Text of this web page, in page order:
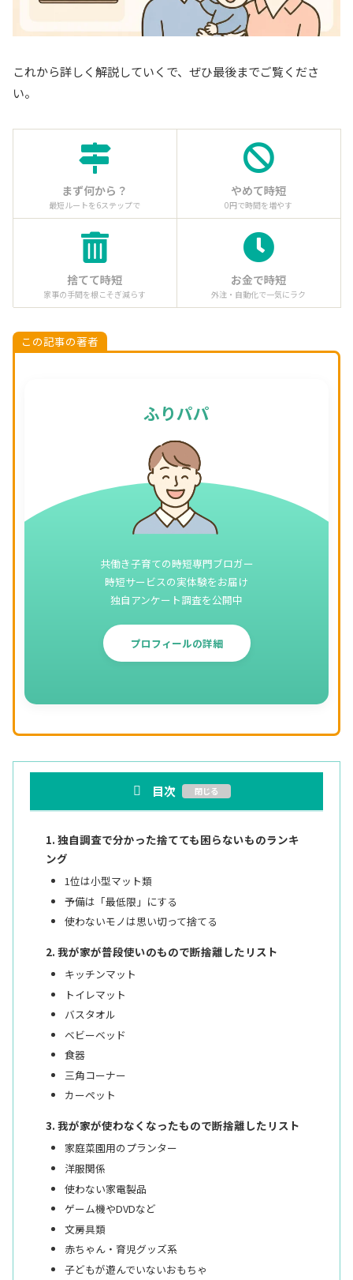
これから詳しく解説していくで、ぜひ最後までご覧くださ
い。
まず何から？
最短ルートを6ステップで
やめて時短
0円で時間を増やす
捨てて時短
家事の手間を根こそぎ減らす
お金で時短
外注・自動化で一気にラク
この記事の著者
ふりパパ
共働き子育ての時短専門ブロガー
時短サービスの実体験をお届け
独自アンケート調査を公開中
プロフィールの詳細
目次
独自調査で分かった捨てても困らないものランキ
ング
1位は小型マット類
予備は「最低限」にする
使わないモノは思い切って捨てる
我が家が普段使いのもので断捨離したリスト
キッチンマット
トイレマット
バスタオル
ベビーベッド
食器
三角コーナー
カーペット
我が家が使わなくなったもので断捨離したリスト
家庭菜園用のプランター
洋服関係
使わない家電製品
ゲーム機やDVDなど
文房具類
赤ちゃん・育児グッズ系
子どもが遊んでいないおもちゃ